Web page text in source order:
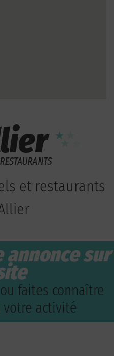
et restaurants
sur
faites connaître
votre activité